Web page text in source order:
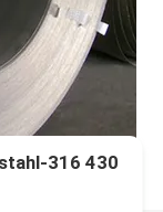
316 430